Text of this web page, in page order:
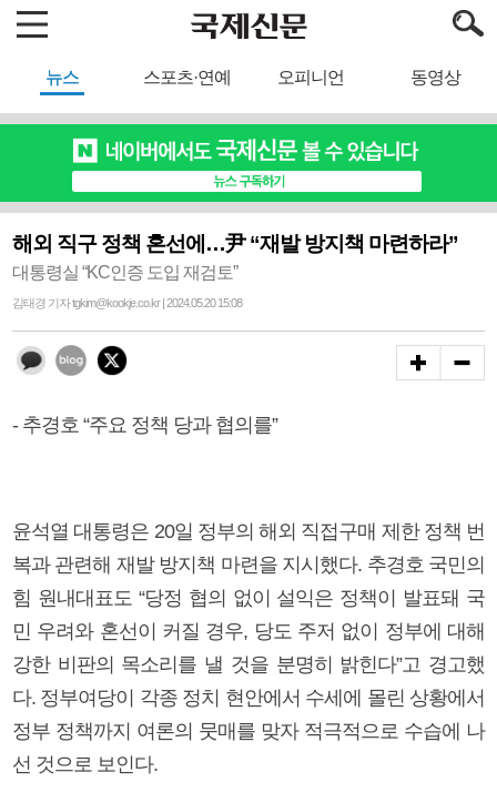
뉴스 스포츠·연예 오피니언 동영상
해외 직구 정책 혼선에…尹 “재발 방지책 마련하라”
대통령실 “KC인증 도입 재검토”
김태경 기자 tgkim@kookje.co.kr | 2024.05.20 15:08
- 추경호 “주요 정책 당과 협의를”
윤석열 대통령은 20일 정부의 해외 직접구매 제한 정책 번
복과 관련해 재발 방지책 마련을 지시했다. 추경호 국민의
힘 원내대표도 “당정 협의 없이 설익은 정책이 발표돼 국
민 우려와 혼선이 커질 경우, 당도 주저 없이 정부에 대해
강한 비판의 목소리를 낼 것을 분명히 밝힌다”고 경고했
다. 정부여당이 각종 정치 현안에서 수세에 몰린 상황에서
정부 정책까지 여론의 뭇매를 맞자 적극적으로 수습에 나
선 것으로 보인다.